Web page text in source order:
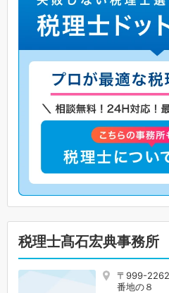
税理士髙石宏典事務所
〒999-2262
番地の８